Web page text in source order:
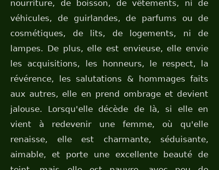
nourriture, de boisson, de vêtements, ni de
véhicules, de guirlandes, de parfums ou de
cosmétiques, de lits, de logements, ni de
lampes. De plus, elle est envieuse, elle envie
les acquisitions, les honneurs, le respect, la
révérence, les salutations & hommages faits
aux autres, elle en prend ombrage et devient
jalouse. Lorsqu'elle décède de là, si elle en
vient à redevenir une femme, où qu'elle
renaisse, elle est charmante, séduisante,
aimable, et porte une excellente beauté de